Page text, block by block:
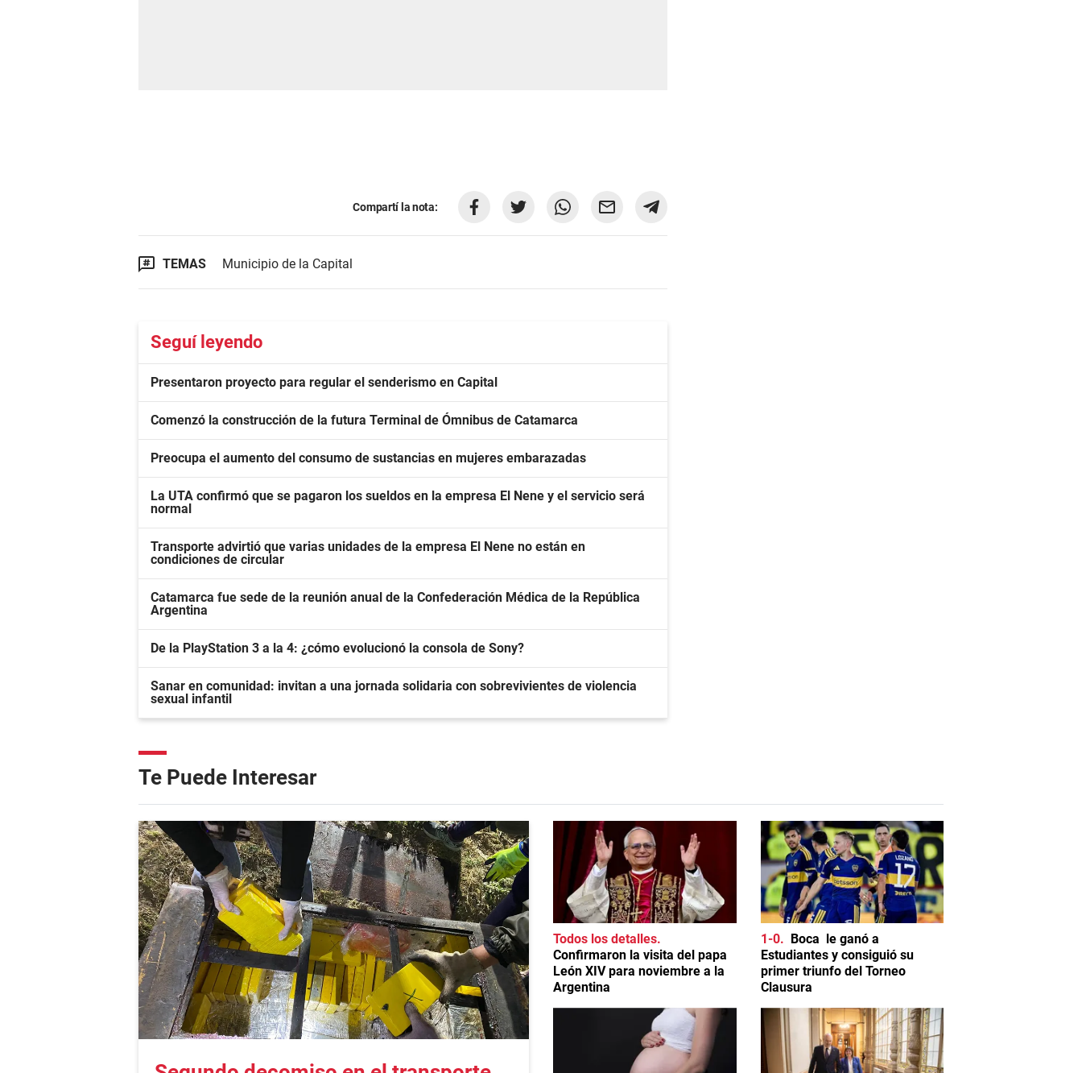
Compartí la nota:
TEMAS Municipio de la Capital
Seguí leyendo
Presentaron proyecto para regular el senderismo en Capital
Comenzó la construcción de la futura Terminal de Ómnibus de Catamarca
Preocupa el aumento del consumo de sustancias en mujeres embarazadas
La UTA confirmó que se pagaron los sueldos en la empresa El Nene y el servicio será
normal
Transporte advirtió que varias unidades de la empresa El Nene no están en
condiciones de circular
Catamarca fue sede de la reunión anual de la Confederación Médica de la República
Argentina
De la PlayStation 3 a la 4: ¿cómo evolucionó la consola de Sony?
Sanar en comunidad: invitan a una jornada solidaria con sobrevivientes de violencia
sexual infantil
Te Puede Interesar
Todos los detalles
Confirmaron la visita del papa
León XIV para noviembre a la
Argentina
1-0
Boca le ganó a
Estudiantes y consiguió su
primer triunfo del Torneo
Clausura